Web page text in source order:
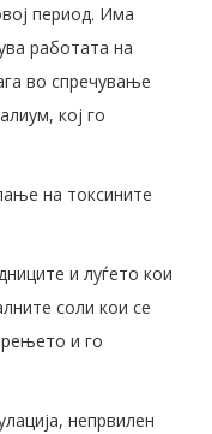
период. Има
работата на
во спречување
кој го
на токсините
и луѓето кои
соли кои се
и го
непрвилен